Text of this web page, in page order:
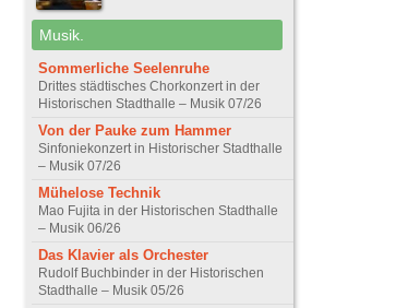
Musik.
Sommerliche Seelenruhe
Drittes städtisches Chorkonzert in der
Historischen Stadthalle – Musik 07/26
Von der Pauke zum Hammer
Sinfoniekonzert in Historischer Stadthalle
– Musik 07/26
Mühelose Technik
Mao Fujita in der Historischen Stadthalle
– Musik 06/26
Das Klavier als Orchester
Rudolf Buchbinder in der Historischen
Stadthalle – Musik 05/26